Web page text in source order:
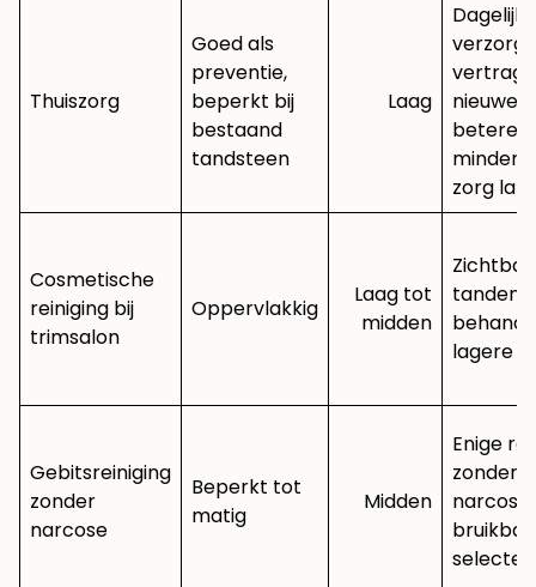
Thuiszorg
Goed als
preventie,
beperkt bij
bestaand
tandsteen
Laag
nieuwe
betere
minder
zorg
Cosmetische
reiniging bij
trimsalon
Oppervlakkig
Laag tot
midden
tanden,
lagere
Gebitsreiniging
zonder
narcose
Beperkt tot
matig
Midden
Enige
zonder
selecte